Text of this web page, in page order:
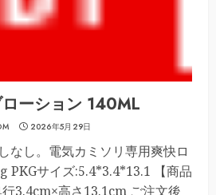
ーション 140ML
2026年5月29日
なし。電気カミソリ専用爽快ロ
PKGサイズ:5.4*3.4*13.1 【商品
3.4cm×高さ13.1cm ご注文後